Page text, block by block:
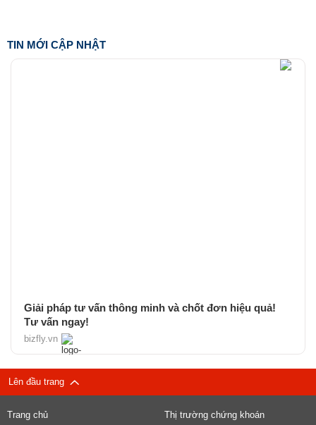
TIN MỚI CẬP NHẬT
Giải pháp tư vấn thông minh và chốt đơn hiệu quả!
Tư vấn ngay!
bizfly.vn
Lên đầu trang
Trang chủ Thị trường chứng khoán